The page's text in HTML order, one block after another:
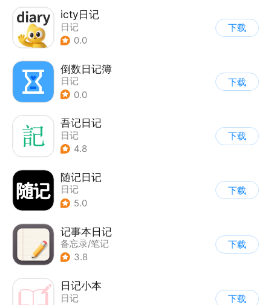
icty日记
日记
0.0
下载
倒数日记簿
日记
0.0
下载
吾记日记
日记
4.8
下载
随记日记
日记
5.0
下载
记事本日记
备忘录/笔记
3.8
下载
日记小本
日记
下载